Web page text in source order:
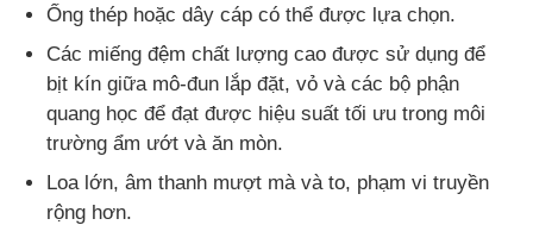
Ống thép hoặc dây cáp có thể được lựa chọn.
Các miếng đệm chất lượng cao được sử dụng để
bịt kín giữa mô-đun lắp đặt, vỏ và các bộ phận
quang học để đạt được hiệu suất tối ưu trong môi
trường ẩm ướt và ăn mòn.
Loa lớn, âm thanh mượt mà và to, phạm vi truyền
rộng hơn.